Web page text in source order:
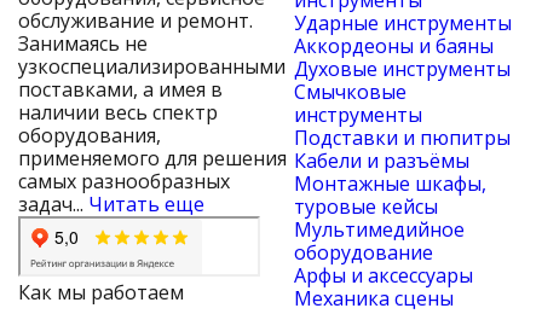
обслуживание и ремонт.
Занимаясь не
узкоспециализированными
поставками, а имея в
наличии весь спектр
оборудования,
применяемого для решения
самых разнообразных
задач... Читать еще
Как мы работаем
Ударные инструменты
Аккордеоны и баяны
Духовые инструменты
Смычковые
инструменты
Подставки и пюпитры
Кабели и разъёмы
Монтажные шкафы,
туровые кейсы
Мультимедийное
оборудование
Арфы и аксессуары
Механика сцены